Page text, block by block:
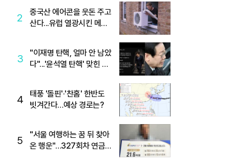
2
중국산 에어콘을 웃돈 주고
산다...유럽 열광시킨 메이
3
"이재명 탄핵, 얼마 안 남았
다"...'윤석열 탄핵' 맞힌 무
4
태풍 '돌핀'·'찬홈' 한반도
빗겨간다…예상 경로는?
5
"서울 여행하는 꿈 뒤 찾아
온 행운"…327회차 연금